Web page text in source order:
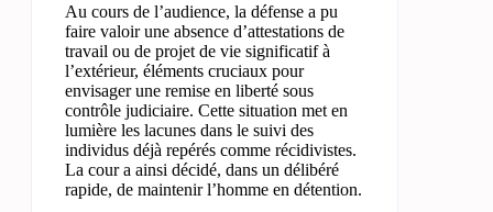
Au cours de l’audience, la défense a pu
faire valoir une absence d’attestations de
travail ou de projet de vie significatif à
l’extérieur, éléments cruciaux pour
envisager une remise en liberté sous
contrôle judiciaire. Cette situation met en
lumière les lacunes dans le suivi des
individus déjà repérés comme récidivistes.
La cour a ainsi décidé, dans un délibéré
rapide, de maintenir l’homme en détention.